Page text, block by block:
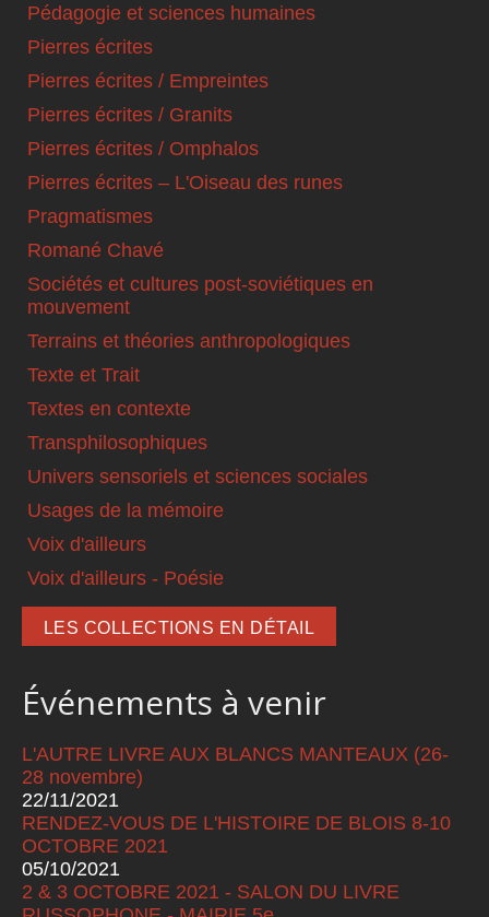
Pédagogie et sciences humaines
Pierres écrites
Pierres écrites / Empreintes
Pierres écrites / Granits
Pierres écrites / Omphalos
Pierres écrites – L'Oiseau des runes
Pragmatismes
Romané Chavé
Sociétés et cultures post-soviétiques en
mouvement
Terrains et théories anthropologiques
Texte et Trait
Textes en contexte
Transphilosophiques
Univers sensoriels et sciences sociales
Usages de la mémoire
Voix d'ailleurs
Voix d'ailleurs - Poésie
LES COLLECTIONS EN DÉTAIL
Événements à venir
L'AUTRE LIVRE AUX BLANCS MANTEAUX (26-
28 novembre)
22/11/2021
RENDEZ-VOUS DE L'HISTOIRE DE BLOIS 8-10
OCTOBRE 2021
05/10/2021
2 & 3 OCTOBRE 2021 - SALON DU LIVRE